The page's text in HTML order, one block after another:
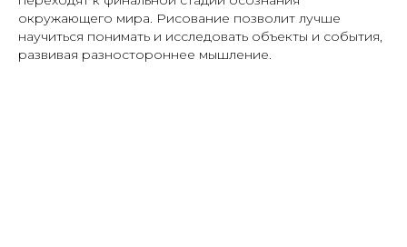
окружающего мира. Рисование позволит лучше
научиться понимать и исследовать объекты и события,
развивая разностороннее мышление.